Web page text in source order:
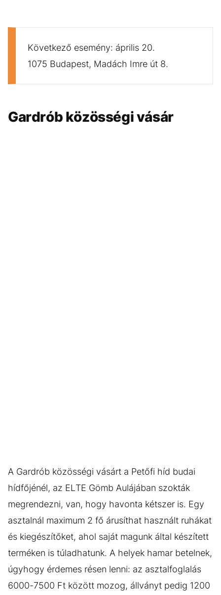
Következő esemény: április 20.
1075 Budapest, Madách Imre út 8.
Gardrób közösségi vásár
A Gardrób közösségi vásárt a Petőfi híd budai
hídfőjénél, az ELTE Gömb Aulájában szokták
megrendezni, van, hogy havonta kétszer is. Egy
asztalnál maximum 2 fő árusíthat használt ruhákat
és kiegészítőket, ahol saját magunk által készített
terméken is túladhatunk. A helyek hamar betelnek,
úgyhogy érdemes résen lenni: az asztalfoglalás
6000-7500 Ft között mozog, állványt pedig 1200